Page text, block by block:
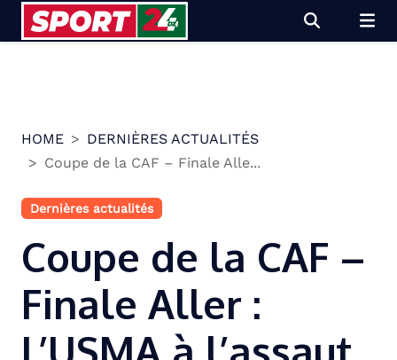
HOME
DERNIÈRES ACTUALITÉS
Coupe de la CAF – Finale Alle...
Dernières actualités
Coupe de la CAF –
Finale Aller :